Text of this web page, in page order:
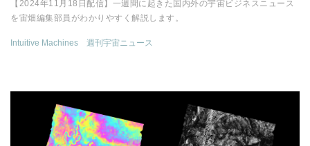
【2024年11月18日配信】一週間に起きた国内外の宇宙ビジネスニュース
を宙畑編集部員がわかりやすく解説します。
Intuitive Machines 週刊宇宙ニュース